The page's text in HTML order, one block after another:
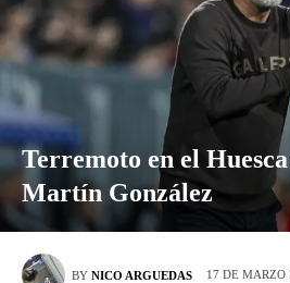
Terremoto en el
Martín González
BY NICO ARGUEDAS 17 DE MARZO